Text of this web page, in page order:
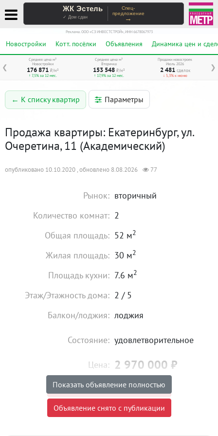
ЖК Эстель
✓ Дом сдан
Спец-
предложение
→
Реклама. ООО «СЗ ИНВЕСТСТРОЙ», ИНН 6678067973
Новостройки Котт. посёлки Объявления Динамика цен и
❮ ❯
Средняя цена м²
Новостройки
176 871 ₽/м²
↑ 7,5% за 12 мес.
Средняя цена м²
Вторичка
153 548 ₽/м²
↑ 17,9% за 12 мес.
Продажи новостроек
Июль 2026
2 481 сделок
↓ 5,3% к июню
← К списку квартир Параметры
Продажа квартиры: Екатеринбург, ул.
Очеретина, 11 (Академический)
опубликовано 10.10.2020 , обновлено 8.08.2026 77
Рынок: вторичный
Количество комнат: 2
Общая площадь: 52 м2
Жилая площадь: 30 м2
Площадь кухни: 7.6 м2
Этаж/Этажность дома: 2 / 5
Балкон/лоджия: лоджия
Состояние: удовлетворительное
Цена: 2 970 000 ₽
Объявление снято с публикации
Предлагается к продаже новая 2 комнатная
Показать объявление полностью
Объявление снято с публикации